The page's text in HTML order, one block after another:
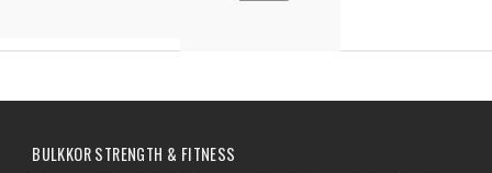
BULKKOR STRENGTH & FITNESS